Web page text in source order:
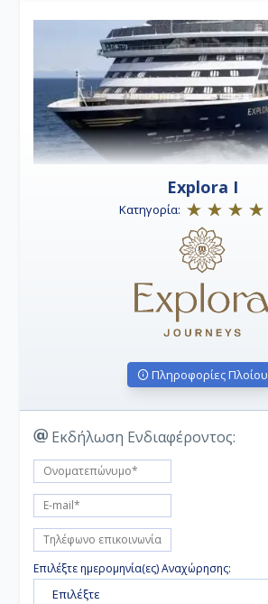
Explora I
Κατηγορία:
Πληροφορίες Πλοίου
Εκδήλωση Ενδιαφέροντος:
Επιλέξτε ημερομηνία(ες) Αναχώρησης:
Επιλέξτε